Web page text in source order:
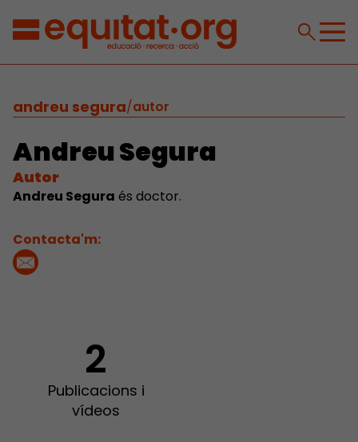
andreu segura/autor
Andreu Segura
Autor
Andreu Segura és doctor.
Contacta'm:
2
Publicacions i
vídeos